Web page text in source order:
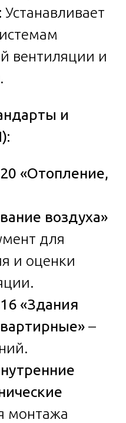
Устанавливает
вентиляции и
и
«Отопление,
воздуха»
для
и оценки
«Здания
–
монтажа